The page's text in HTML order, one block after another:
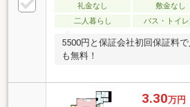
礼金なし 敷金なし
二人暮らし
バス・トイ
5500円と保証会社初回保証料
も無料！
3.30万円